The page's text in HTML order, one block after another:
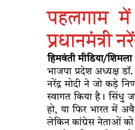
पहलगाम
प्रधानमंत्री
हिमवंती मीडिया/शिमला
भाजपा प्रदेश अध्यक्ष
नरेंद्र मोदी ने जो कड़े
स्वागत किया है। सिंधु
हो, या फिर भारत में
लेकिन कांग्रेस नेताओं